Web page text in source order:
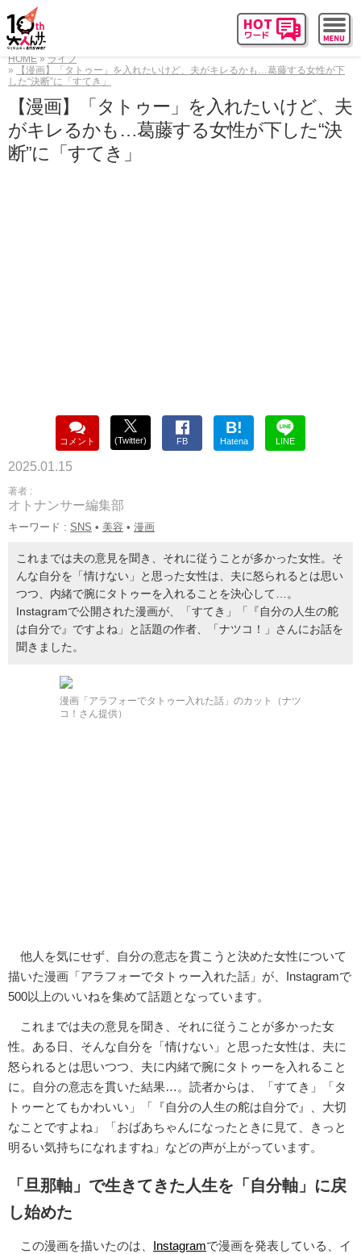
HOME
ライフ
【漫画】「タトゥー」を入れたいけど、夫がキレるかも…葛藤する女性が下
した“決断”に「すてき」
【漫画】「タトゥー」を入れたいけど、夫
がキレるかも…葛藤する女性が下した“決
断”に「すてき」
コメント (Twitter) FB
B!
Hatena LINE
2025.01.15
著者 :
オトナンサー編集部
キーワード : SNS • 美容 • 漫画
これまでは夫の意見を聞き、それに従うことが多かった女性。そ
んな自分を「情けない」と思った女性は、夫に怒られるとは思い
つつ、内緒で腕にタトゥーを入れることを決心して…。
Instagramで公開された漫画が、「すてき」「『自分の人生の舵
は自分で』ですよね」と話題の作者、「ナツコ！」さんにお話を
聞きました。
漫画「アラフォーでタトゥー入れた話」のカット（ナツ
コ！さん提供）
他人を気にせず、自分の意志を貫こうと決めた女性について
描いた漫画「アラフォーでタトゥー入れた話」が、Instagramで
500以上のいいねを集めて話題となっています。
これまでは夫の意見を聞き、それに従うことが多かった女
性。ある日、そんな自分を「情けない」と思った女性は、夫に
怒られるとは思いつつ、夫に内緒で腕にタトゥーを入れること
に。自分の意志を貫いた結果…。読者からは、「すてき」「タ
トゥーとてもかわいい」「『自分の人生の舵は自分で』、大切
なことですよね」「おばあちゃんになったときに見て、きっと
明るい気持ちになれますね」などの声が上がっています。
「旦那軸」で生きてきた人生を「自分軸」に戻
し始めた
この漫画を描いたのは、 Instagramで漫画を発表している、イ